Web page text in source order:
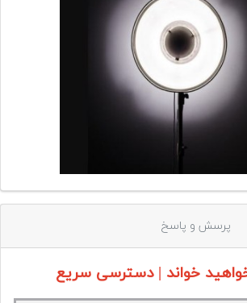
پرسش و پاسخ
خواند | دسترسی سریع